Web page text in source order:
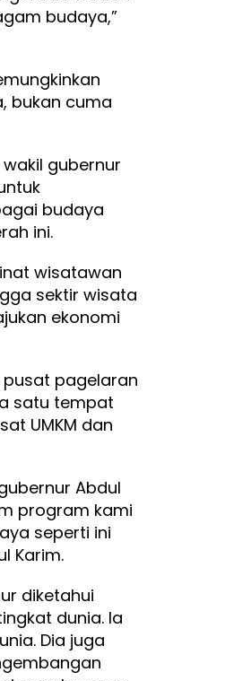
budaya,”
bukan cuma
gubernur
budaya
ini.
wisatawan
sektir wisata
ekonomi
pusat pagelaran
satu tempat
UMKM dan
Abdul
program kami
seperti ini
Karim.
diketahui
dunia. Ia
Dia juga